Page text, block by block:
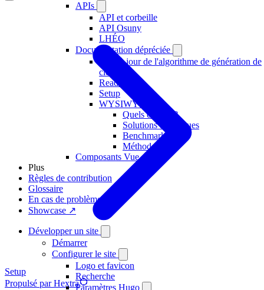
APIs
API et corbeille
API Osuny
LHÉO
Documentation dépréciée
Mise à jour de l'algorithme de génération de
clés
Readme
Setup
WYSIWYG
Quels enjeux ?
Solutions techniques
Benchmark
Méthode
Composants Vue
Plus
Règles de contribution
Glossaire
En cas de problème
Showcase ↗
Développer un site
Démarrer
Configurer le site
Logo et favicon
Recherche
Paramètres Hugo
Setup
Propulsé par Hextra